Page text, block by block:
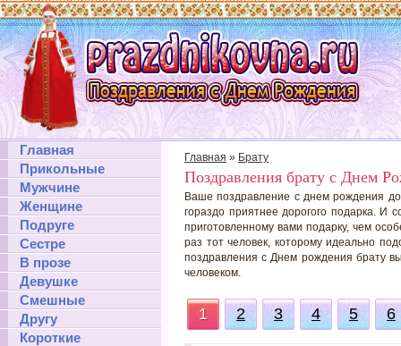
Главная
Прикольные
Мужчине
Женщине
Подруге
Сестре
В прозе
Девушке
Смешные
Другу
Короткие
Главная » Брату
Поздравления брату с Днем
Ваше поздравление с днем рождения
гораздо приятнее дорогого подарка. И
приготовленному вами подарку, чем
раз тот человек, которому идеально
поздравления с Днем рождения брату
человеком.
1 2 3 4 5 6